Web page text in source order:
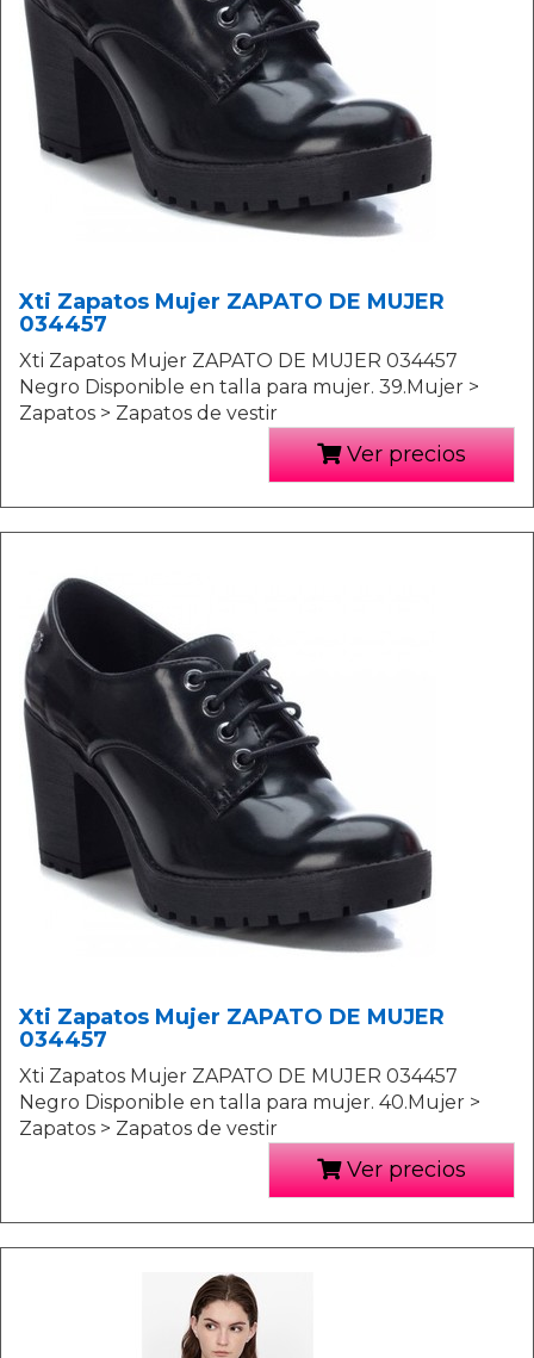
Xti Zapatos Mujer ZAPATO DE MUJER
034457
Xti Zapatos Mujer ZAPATO DE MUJER 034457
Negro Disponible en talla para mujer. 39.Mujer >
Zapatos > Zapatos de vestir
Ver precios
Xti Zapatos Mujer ZAPATO DE MUJER
034457
Xti Zapatos Mujer ZAPATO DE MUJER 034457
Negro Disponible en talla para mujer. 40.Mujer >
Zapatos > Zapatos de vestir
Ver precios